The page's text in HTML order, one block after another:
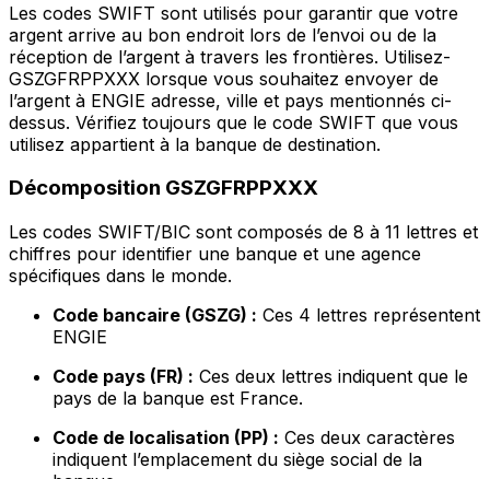
Les codes SWIFT sont utilisés pour garantir que votre
argent arrive au bon endroit lors de l’envoi ou de la
réception de l’argent à travers les frontières. Utilisez-
GSZGFRPPXXX lorsque vous souhaitez envoyer de
l’argent à ENGIE adresse, ville et pays mentionnés ci-
dessus. Vérifiez toujours que le code SWIFT que vous
utilisez appartient à la banque de destination.
Décomposition GSZGFRPPXXX
Les codes SWIFT/BIC sont composés de 8 à 11 lettres et
chiffres pour identifier une banque et une agence
spécifiques dans le monde.
Code bancaire (GSZG) : Ces 4 lettres représentent
ENGIE
Code pays (FR) : Ces deux lettres indiquent que le
pays de la banque est France.
Code de localisation (PP) : Ces deux caractères
indiquent l’emplacement du siège social de la